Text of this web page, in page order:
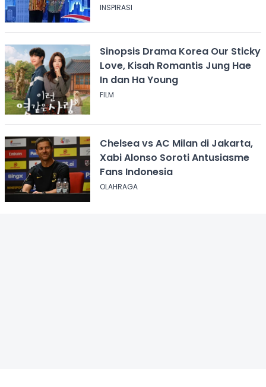
INSPIRASI
Sinopsis Drama Korea Our Sticky
Love, Kisah Romantis Jung Hae
In dan Ha Young
FILM
Chelsea vs AC Milan di Jakarta,
Xabi Alonso Soroti Antusiasme
Fans Indonesia
OLAHRAGA